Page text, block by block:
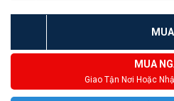
MUA
Giao Tận Nơi Hoặc